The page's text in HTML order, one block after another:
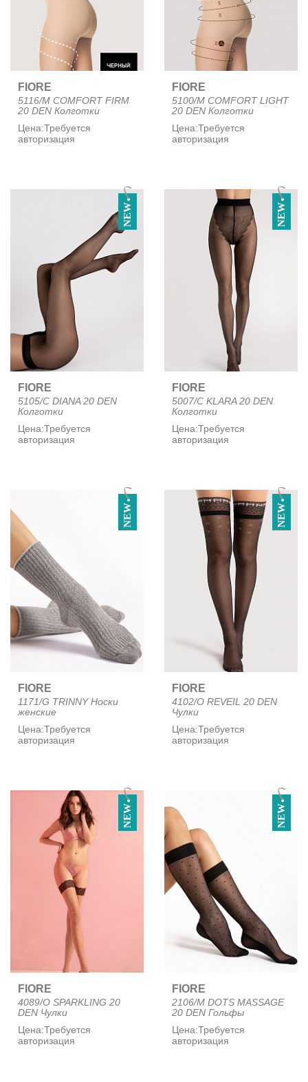
FIORE
5116/M COMFORT FIRM
20 DEN Колготки
Цена:Требуется
авторизация
FIORE
5100/M COMFORT LIGHT
20 DEN Колготки
Цена:Требуется
авторизация
NEW
FIORE
5105/C DIANA 20 DEN
Колготки
Цена:Требуется
авторизация
NEW
FIORE
5007/C KLARA 20 DEN
Колготки
Цена:Требуется
авторизация
NEW
FIORE
1171/G TRINNY Носки
женские
Цена:Требуется
авторизация
NEW
FIORE
4102/O REVEIL 20 DEN
Чулки
Цена:Требуется
авторизация
NEW
FIORE
4089/O SPARKLING 20
DEN Чулки
Цена:Требуется
авторизация
NEW
FIORE
2106/M DOTS MASSAGE
20 DEN Гольфы
Цена:Требуется
авторизация